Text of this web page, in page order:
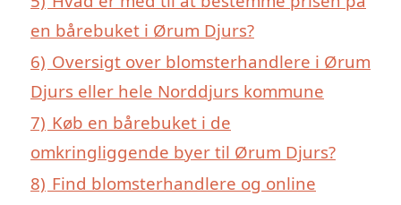
en bårebuket i Ørum Djurs?
6) Oversigt over blomsterhandlere i Ørum
Djurs eller hele Norddjurs kommune
7) Køb en bårebuket i de
omkringliggende byer til Ørum Djurs?
8) Find blomsterhandlere og online